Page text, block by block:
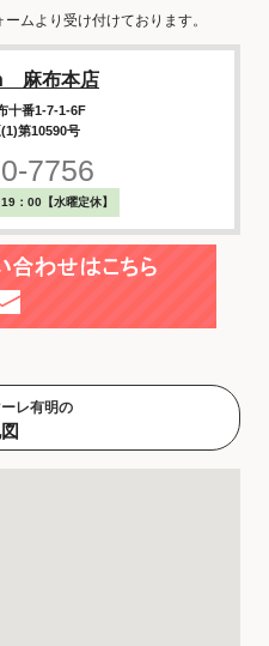
ムより受け付けております。
麻布本店
十番1-7-1-6F
第10590号
7756
：00【水曜定休】
レ有明の